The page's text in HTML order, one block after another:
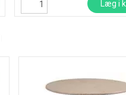
Læg i